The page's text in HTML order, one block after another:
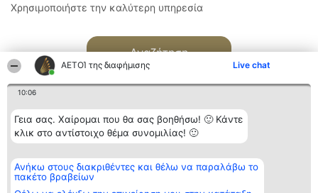
ΑΕΤΟΊ της διαφήμισης Live chat
10:06
Γεια σας. Χαίρομαι που θα σας βοηθήσω! 🙂 Κάντε
κλικ στο αντίστοιχο θέμα συνομιλίας! 🙂
Ανήκω στους διακριθέντες και θέλω να παραλάβω το
πακέτο βραβείων
Χρησιμοποιήστε την καλύτερη υπηρεσία
Αναζήτηση
Διοργανωτής της
κατάταξης
BEAUTIFUL COMPANY
Κατάταξη
Διακριθέντες
των
Επικοινωνία
Επικοινωνία